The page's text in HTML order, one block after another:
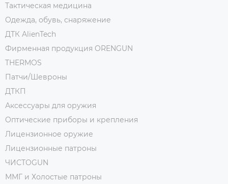
Тактическая медицина
Одежда, обувь, снаряжение
ДТК AlienTech
Фирменная продукция ORENGUN
THERMOS
Патчи/Шевроны
ДТКП
Аксессуары для оружия
Оптические приборы и крепления
Лицензионное оружие
Лицензионные патроны
ЧИСТОGUN
ММГ и Холостые патроны